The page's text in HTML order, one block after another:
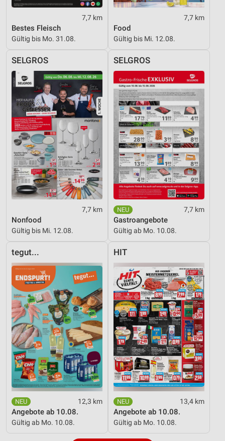
7,7 km
Bestes Fleisch
Gültig bis Mo. 31.08.
7,7 km
Food
Gültig bis Mi. 12.08.
SELGROS
7,7 km
Nonfood
Gültig bis Mi. 12.08.
SELGROS
7,7 km
Gastroangebote
Gültig ab Mo. 10.08.
tegut...
12,3 km
Angebote ab 10.08.
Gültig ab Mo. 10.08.
HIT
13,4 km
Angebote ab 10.08.
Gültig ab Mo. 10.08.